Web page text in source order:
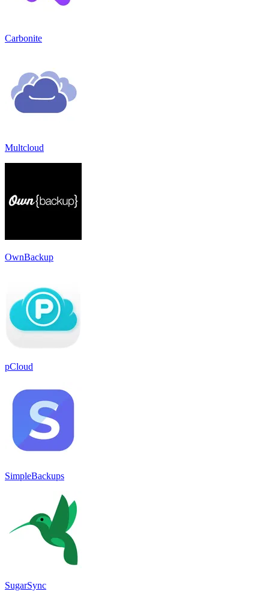
Carbonite
Multcloud
OwnBackup
pCloud
SimpleBackups
SugarSync